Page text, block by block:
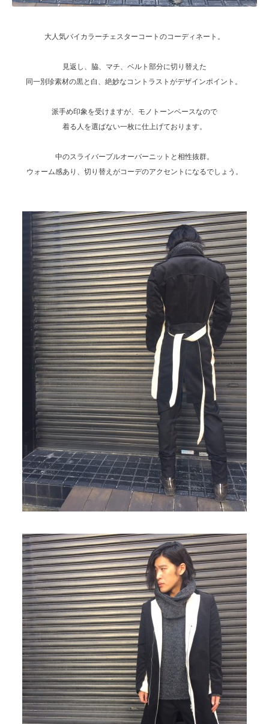
大人気バイカラーチェスターコートのコーディネート。
見返し、脇、マチ、ベルト部分に切り替えた
同一別珍素材の黒と白、絶妙なコントラストがデザインポイント。
派手め印象を受けますが、モノトーンベースなので
着る人を選ばない一枚に仕上げております。
中のスライバープルオーバーニットと相性抜群。
ウォーム感あり、切り替えがコーデのアクセントになるでしょう。